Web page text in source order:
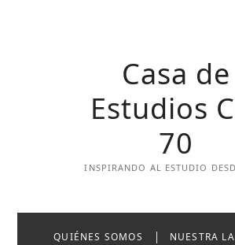
Casa de
Estudios
70
INSPIRANDO AL ESTUDIO
QUIÉNES SOMOS NUESTRA